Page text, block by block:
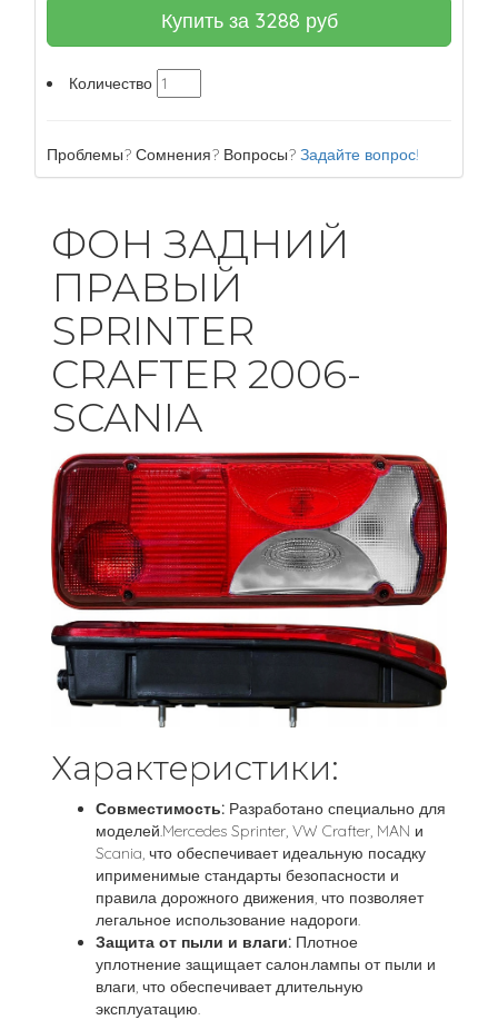
Купить за 3288 руб
Количество
Проблемы? Сомнения? Вопросы? Задайте вопрос!
ФОН ЗАДНИЙ
ПРАВЫЙ
SPRINTER
CRAFTER 2006-
SCANIA
Характеристики:
Совместимость: Разработано специально для
моделей.Mercedes Sprinter, VW Crafter, MAN и
Scania, что обеспечивает идеальную посадку
иприменимые стандарты безопасности и
правила дорожного движения, что позволяет
легальное использование надороги.
Защита от пыли и влаги: Плотное
уплотнение защищает салон.лампы от пыли и
влаги, что обеспечивает длительную
эксплуатацию.